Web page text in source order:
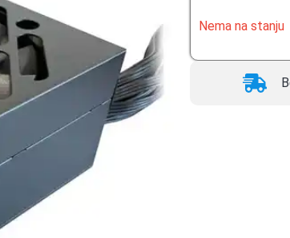
Nema na stanju